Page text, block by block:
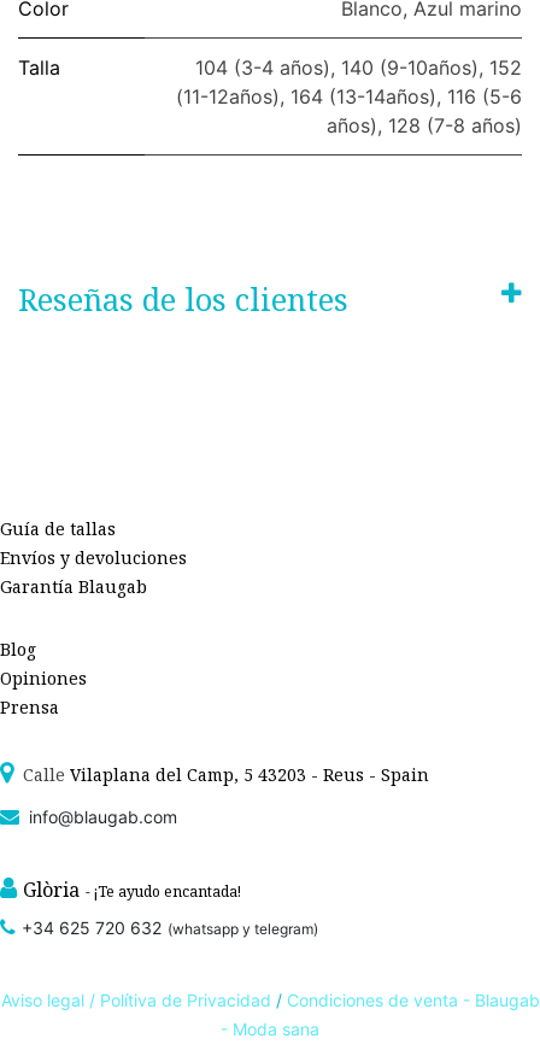
Color Blanco, Azul marino
Talla 104 (3-4 años), 140 (9-10años), 152
(11-12años), 164 (13-14años), 116 (5-6
años), 128 (7-8 años)
Reseñas de los clientes
Guía de tallas
Envíos y devoluciones
Garantía Blaugab
Blog
Opiniones
Prensa
Calle Vilaplana del Camp, 5 43203 - Reus - Spain
info@blaugab.com
Glòria - ¡Te ayudo encantada!
+34 625 720 632 (whatsapp y telegram)
Aviso legal / Polítiva de Privacidad / Condiciones de venta - Blaugab
- Moda sana